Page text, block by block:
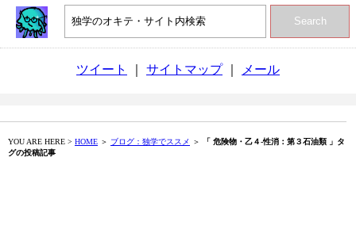
Search
ツイート サイトマップ｜ メール
YOU ARE HERE > HOME ＞ ブログ：独学でススメ ＞
「 危険物・乙４‐性消：第３石油類 」タ
グの投稿記事